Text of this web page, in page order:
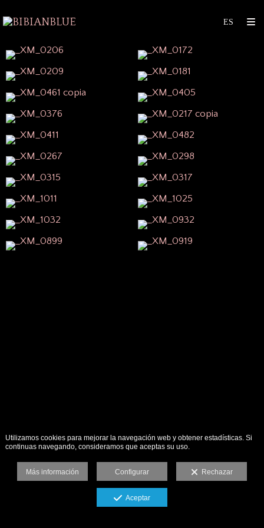
Utilizamos cookies para mejorar la navegación web y obtener estadísticas. Si
continuas navegando, consideramos que aceptas su uso.
Más información Configurar Rechazar
Aceptar